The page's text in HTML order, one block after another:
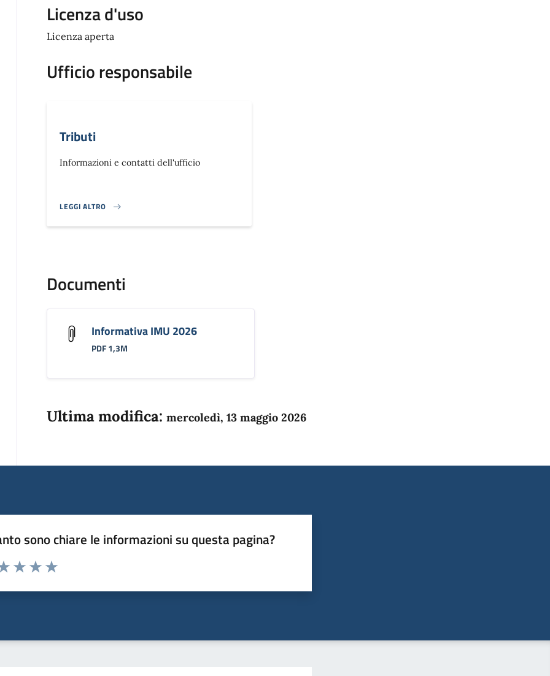
Licenza d'uso
Licenza aperta
Ufficio responsabile
Tributi
Informazioni e contatti dell'ufficio
LEGGI ALTRO
}
Documenti
Informativa IMU 2026
PDF 1,3M
Ultima modifica: mercoledì, 13 maggio 2026
sono chiare le informazioni su questa pagina?
da 1 a 5 stelle la pagina